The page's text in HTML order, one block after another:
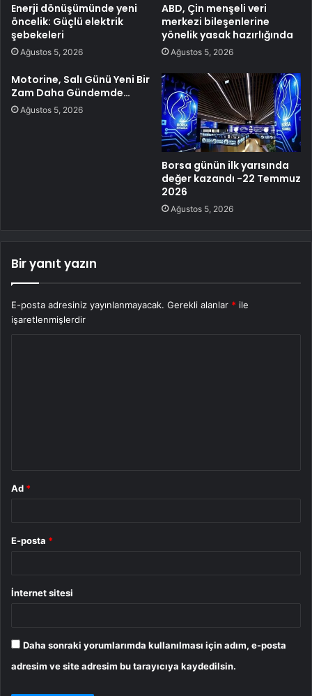
Enerji dönüşümünde yeni
öncelik: Güçlü elektrik
şebekeleri
Ağustos 5, 2026
ABD, Çin menşeli veri
merkezi bileşenlerine
yönelik yasak hazırlığında
Ağustos 5, 2026
Motorine, Salı Günü Yeni Bir
Zam Daha Gündemde…
Ağustos 5, 2026
Borsa günün ilk yarısında
değer kazandı -22 Temmuz
2026
Ağustos 5, 2026
Bir yanıt yazın
E-posta adresiniz yayınlanmayacak. Gerekli alanlar * ile
işaretlenmişlerdir
Ad *
E-posta *
İnternet sitesi
Daha sonraki yorumlarımda kullanılması için adım, e-posta
adresim ve site adresim bu tarayıcıya kaydedilsin.